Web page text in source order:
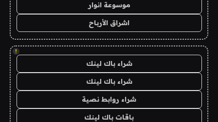
موسوعة انوار
اشراق الأرباح
!
شراء باك لينك
شراء باك لينك
شراء روابط نصية
باقات باك لينك